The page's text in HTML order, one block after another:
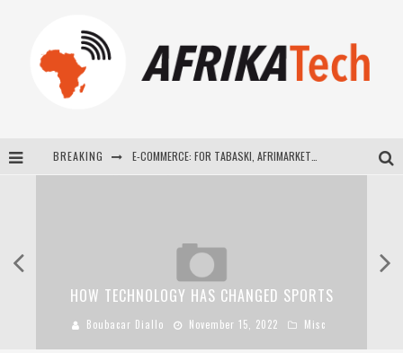
BREAKING
How Technology Has Changed Sports
HOW TECHNOLOGY HAS CHANGED SPORTS
Boubacar Diallo November 15, 2022 Misc